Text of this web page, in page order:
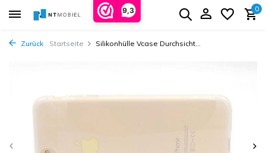
9,3 0
Zurück Startseite Silikonhülle Vcase Durchsicht...